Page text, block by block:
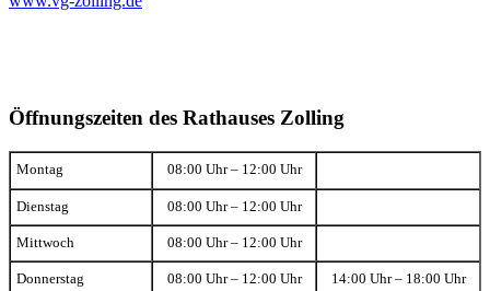
Öffnungszeiten des Rathauses Zolling
Montag 08:00 Uhr – 12:00 Uhr
Dienstag 08:00 Uhr – 12:00 Uhr
Mittwoch 08:00 Uhr – 12:00 Uhr
Donnerstag 08:00 Uhr – 12:00 Uhr 14:00 Uhr – 18:00 Uhr